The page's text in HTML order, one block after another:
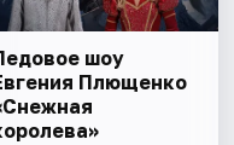
шоу
Плющенко